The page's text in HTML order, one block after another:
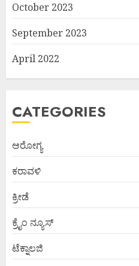
October 2023
September 2023
April 2022
CATEGORIES
ಆರೋಗ್ಯ
ಕರಾವಳಿ
ಕ್ರೀಡೆ
ಕ್ರೈಂ ನ್ಯೂಸ್
ಟೆಕ್ನಾಲಜಿ